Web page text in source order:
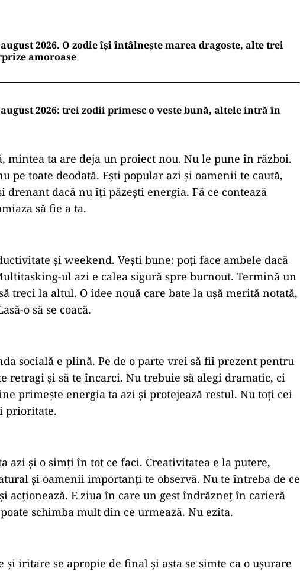
2026. O zodie își întâlnește marea dragoste, alte trei
amoroase
2026: trei zodii primesc o veste bună, altele intră în
mintea ta are deja un proiect nou. Nu le pune în război.
pe toate deodată. Ești popular azi și oamenii te caută,
drenant dacă nu îți păzești energia. Fă ce contează
să fie a ta.
și weekend. Vești bune: poți face ambele dacă
ul azi e calea sigură spre burnout. Termină un
treci la altul. O idee nouă care bate la ușă merită notată,
o să se coacă.
socială e plină. Pe de o parte vrei să fii prezent pentru
retragi și să te încarci. Nu trebuie să alegi dramatic, ci
primește energia ta azi și protejează restul. Nu toți cei
prioritate.
azi și o simți în tot ce faci. Creativitatea e la putere,
și oamenii importanți te observă. Nu te întreba de ce
acționează. E ziua în care un gest îndrăzneț în carieră
schimba mult din ce urmează. Nu ezita.
și iritare se apropie de final și asta se simte ca o ușurare